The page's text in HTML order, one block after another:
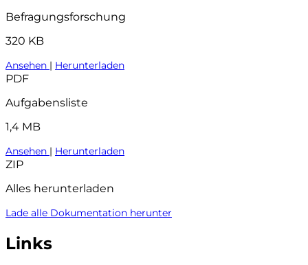
Befragungsforschung
320 KB
Ansehen | Herunterladen
PDF
Aufgabensliste
1,4 MB
Ansehen | Herunterladen
ZIP
Alles herunterladen
Lade alle Dokumentation herunter
Links